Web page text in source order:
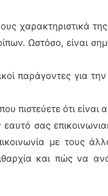
χαρακτηριστικά
Ωστόσο, είναι
παράγοντες για
πιστεύετε ότι είναι
σας
με τους
και πώς να